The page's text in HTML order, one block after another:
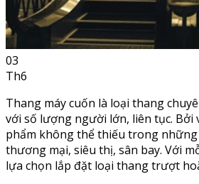
03
Th6
Thang máy cuốn là loại thang
với số lượng người lớn, liên tục. Bởi
phẩm không thể thiếu trong
thương mại, siêu thị, sân bay. Với
lựa chọn lắp đặt loại thang trượt